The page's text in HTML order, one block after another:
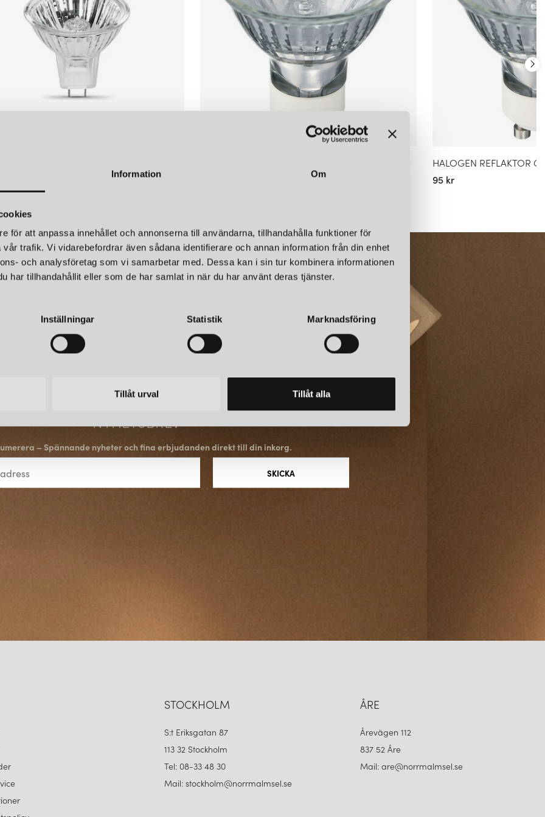
Information Om
för att anpassa innehållet och annonserna till användarna, tillhandahålla funktioner för
trafik. Vi vidarebefordrar även sådana identifierare och annan information från din enhet
och analysföretag som vi samarbetar med. Dessa kan i sin tur kombinera informationen
har tillhandahållit eller som de har samlat in när du har använt deras tjänster.
Inställningar Statistik Marknadsföring
Tillåt urval Tillåt alla
HALOGEN REFLAKTOR
95 kr
NYHETSBREV
– Spännande nyheter och fina erbjudanden direkt till din inkorg.
STOCKHOLM
S:t Eriksgatan 87
113 32 Stockholm
Tel: 08-33 48 30
Mail: stockholm@norrmalmsel.se
ÅRE
Årevägen 112
837 52 Åre
Mail: are@norrmalmsel.se